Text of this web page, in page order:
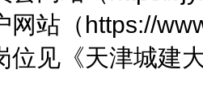
网站（https://
位见《天津城建